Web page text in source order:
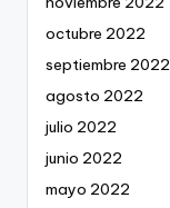
octubre 2022
septiembre 2022
agosto 2022
julio 2022
junio 2022
mayo 2022